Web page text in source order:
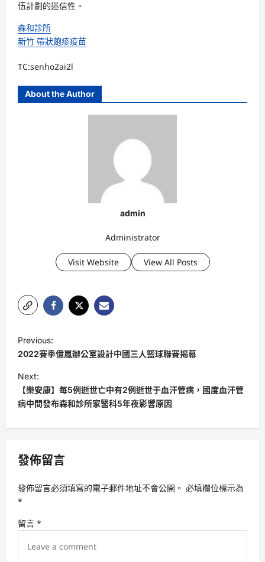
伍計劃的迷信性。
森和診所
新竹 帶狀皰疹疫苗
TC:senho2ai2l
About the Author
admin
Administrator
Visit Website View All Posts
o
s
n
a
i
a
t
i
Previous:
2022賽季億嵐辦公室設計中國三人籃球聯賽揭幕
Next:
【樂安康】每5例逝世亡中有2例逝世于血汗管病，國度血汗管
病中間發布森和診所家醫科5年夜影響原因
發佈留言
發佈留言必須填寫的電子郵件地址不會公開。 必填欄位標示為
*
留言 *